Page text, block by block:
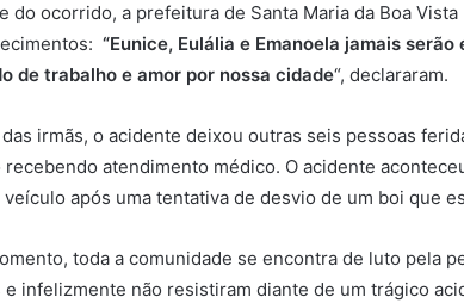
do ocorrido, a prefeitura de Santa Maria da Boa
“Eunice, Eulália e Emanoela jamais
de trabalho e amor por nossa cidade“, declararam.
irmãs, o acidente deixou outras seis pessoas
recebendo atendimento médico. O acidente
após uma tentativa de desvio de um boi que
toda a comunidade se encontra de luto pela
e infelizmente não resistiram diante de um trágico